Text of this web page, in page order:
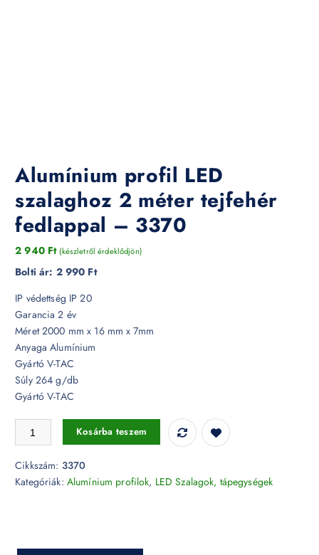
Alumínium profil LED
szalaghoz 2 méter tejfehér
fedlappal – 3370
2 940 Ft (készletről érdeklődjön)
Bolti ár: 2 990 Ft
IP védettség IP 20
Garancia 2 év
Méret 2000 mm x 16 mm x 7mm
Anyaga Alumínium
Gyártó V-TAC
Súly 264 g/db
Gyártó V-TAC
Alumínium profil LED szalaghoz 2 méter tejfehér fedlappal - 3370
Kosárba teszem
Cikkszám: 3370
Kategóriák: Alumínium profilok, LED Szalagok, tápegységek